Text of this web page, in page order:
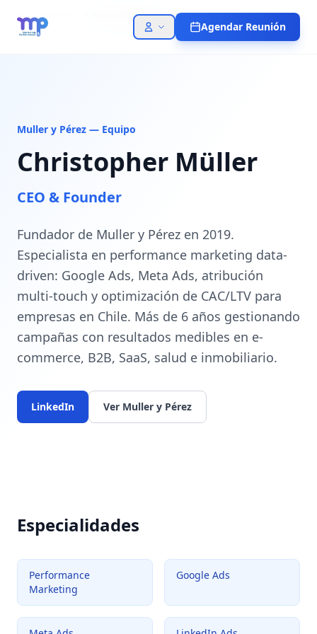
Equipo
Christopher Muller
Agendar Reunión
Muller y Pérez — Equipo
Christopher Müller
CEO & Founder
Fundador de Muller y Pérez en 2019.
Especialista en performance marketing data-
driven: Google Ads, Meta Ads, atribución
multi-touch y optimización de CAC/LTV para
empresas en Chile. Más de 6 años gestionando
campañas con resultados medibles en e-
commerce, B2B, SaaS, salud e inmobiliario.
LinkedIn Ver Muller y Pérez
Especialidades
Performance
Marketing
Google Ads